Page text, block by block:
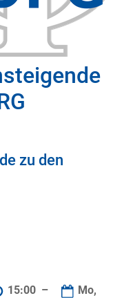
zu den
15:00 –
Mo,